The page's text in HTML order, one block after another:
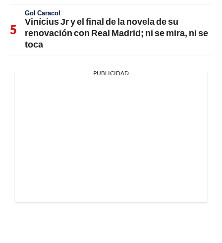
Gol Caracol
Vinícius Jr y el final de la novela de su
renovación con Real Madrid; ni se mira, ni se
toca
PUBLICIDAD